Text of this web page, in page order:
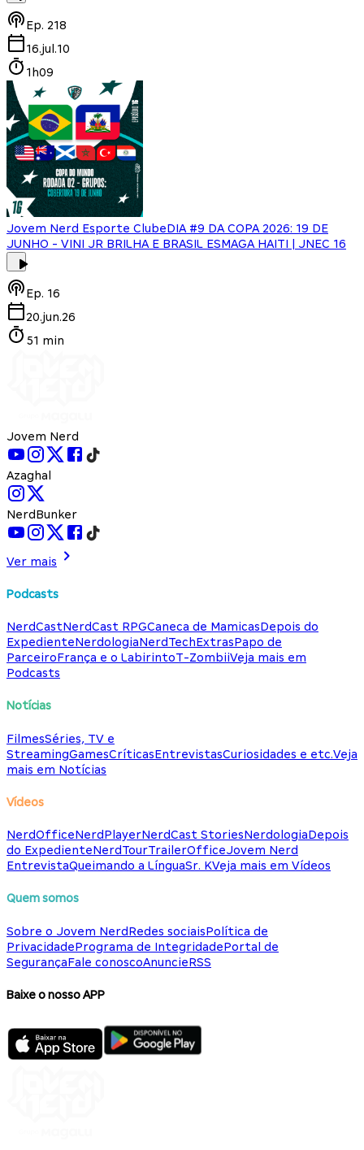
Ep. 218
16.jul.10
1h09
Jovem Nerd Esporte ClubeDIA #9 DA COPA 2026: 19 DE
JUNHO - VINI JR BRILHA E BRASIL ESMAGA HAITI | JNEC 16
Ep. 16
20.jun.26
51 min
Jovem Nerd
Azaghal
NerdBunker
Ver mais
Podcasts
NerdCastNerdCast RPGCaneca de MamicasDepois do
ExpedienteNerdologiaNerdTechExtrasPapo de
ParceiroFrança e o LabirintoT-ZombiiVeja mais em
Podcasts
Notícias
FilmesSéries, TV e
StreamingGamesCríticasEntrevistasCuriosidades e etc.Veja
mais em Notícias
Vídeos
NerdOfficeNerdPlayerNerdCast StoriesNerdologiaDepois
do ExpedienteNerdTourTrailerOfficeJovem Nerd
EntrevistaQueimando a LínguaSr. KVeja mais em Vídeos
Quem somos
Sobre o Jovem NerdRedes sociaisPolítica de
PrivacidadePrograma de IntegridadePortal de
SegurançaFale conoscoAnuncieRSS
Baixe o nosso APP